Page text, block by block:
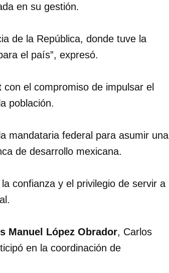
en su gestión.
de la República, donde tuve la
el país”, expresó.
con el compromiso de impulsar el
población.
mandataria federal para asumir una
de desarrollo mexicana.
la confianza y el privilegio de servir a
Manuel López Obrador, Carlos
en la coordinación de